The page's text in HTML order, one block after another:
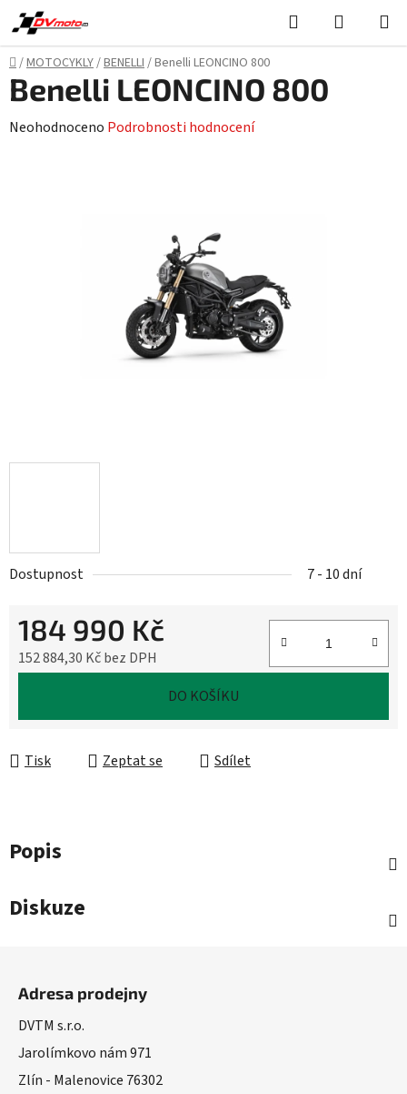
Přejít
na
obsah
Hledat
KOŠÍK
Domů
/MOTOCYKLY/BENELLI/Benelli LEONCINO 800
Dostupnost 7 - 10 dní
184 990 Kč
152 884,30 Kč bez DPH
DO KOŠÍKU
Tisk Zeptat se Sdílet
Benelli LEONCINO 800
Průměrné
Neohodnoceno Podrobnosti hodnocení
Popis
Diskuze
Adresa prodejny
DVTM s.r.o.
Jarolímkovo nám 971
Zlín - Malenovice 76302